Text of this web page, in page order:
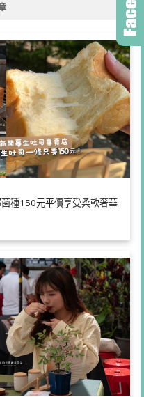
種150元平價享受柔軟奢華